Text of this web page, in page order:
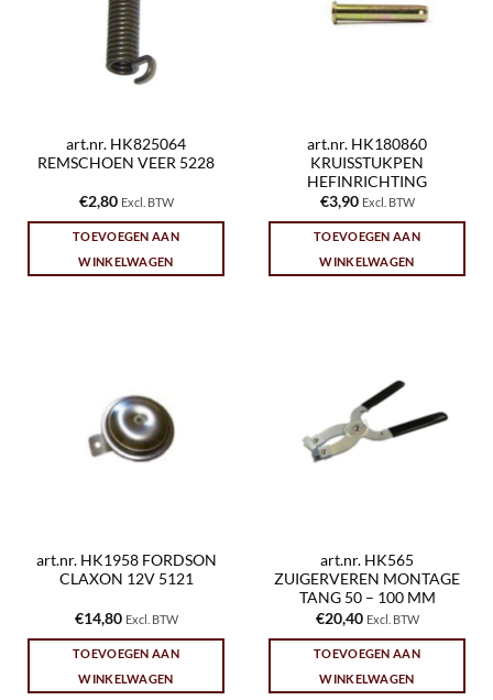
art.nr. HK825064
REMSCHOEN VEER 5228
€2,80 Excl. BTW
TOEVOEGEN AAN
WINKELWAGEN
art.nr. HK180860
KRUISSTUKPEN
HEFINRICHTING
€3,90 Excl. BTW
TOEVOEGEN AAN
WINKELWAGEN
art.nr. HK1958 FORDSON
CLAXON 12V 5121
€14,80 Excl. BTW
TOEVOEGEN AAN
WINKELWAGEN
art.nr. HK565
ZUIGERVEREN MONTAGE
TANG 50 – 100 MM
€20,40 Excl. BTW
TOEVOEGEN AAN
WINKELWAGEN